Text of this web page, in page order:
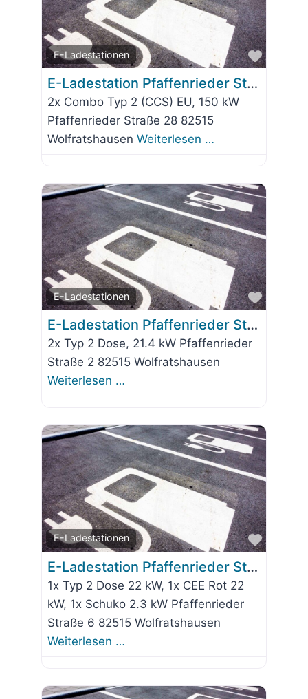
E-Ladestationen
Favorit
E-Ladestation Pfaffenrieder Straße 28
2x Combo Typ 2 (CCS) EU, 150 kW
Pfaffenrieder Straße 28 82515
Wolfratshausen Weiterlesen …
E-Ladestationen
Favorit
E-Ladestation Pfaffenrieder Straße 2
2x Typ 2 Dose, 21.4 kW Pfaffenrieder
Straße 2 82515 Wolfratshausen
Weiterlesen …
E-Ladestationen
Favorit
E-Ladestation Pfaffenrieder Straße 6
1x Typ 2 Dose 22 kW, 1x CEE Rot 22
kW, 1x Schuko 2.3 kW Pfaffenrieder
Straße 6 82515 Wolfratshausen
Weiterlesen …